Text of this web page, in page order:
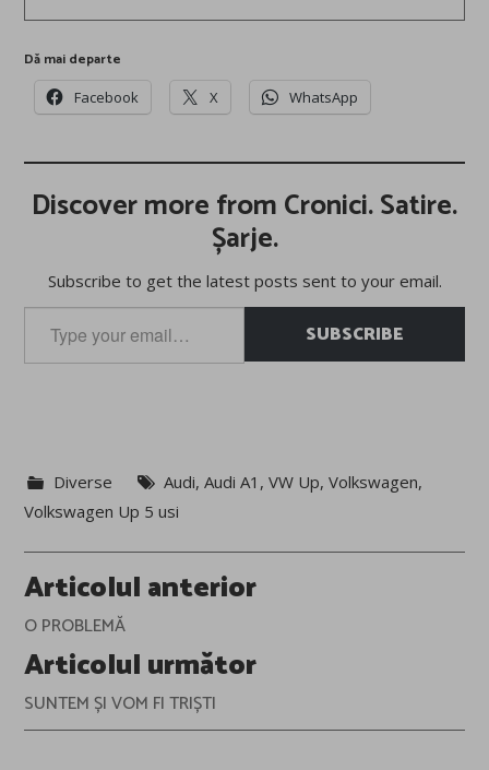
Dă mai departe
Facebook X WhatsApp
Discover more from Cronici. Satire.
Șarje.
Subscribe to get the latest posts sent to your email.
your
email…
SUBSCRIBE
Diverse Audi,Audi A1 ,VW Up,Volkswagen,
Volkswagen Up 5 usi
Post
navigation
Articolul anterior
O PROBLEMĂ
Articolul următor
SUNTEM ȘI VOM FI TRIȘTI